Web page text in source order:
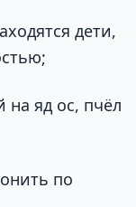
дети,
на яд ос, пчёл
по